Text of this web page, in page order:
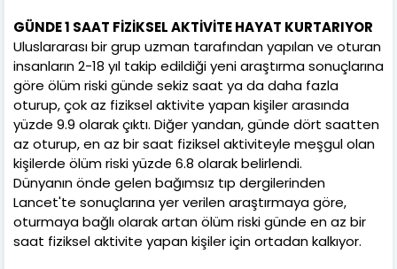
GÜNDE 1 SAAT FİZİKSEL AKTİVİTE HAYAT KURTARIYOR
Uluslararası bir grup uzman tarafından yapılan ve oturan
insanların 2-18 yıl takip edildiği yeni araştırma sonuçlarına
göre ölüm riski günde sekiz saat ya da daha fazla
oturup, çok az fiziksel aktivite yapan kişiler arasında
yüzde 9.9 olarak çıktı. Diğer yandan, günde dört saatten
az oturup, en az bir saat fiziksel aktiviteyle meşgul olan
kişilerde ölüm riski yüzde 6.8 olarak belirlendi.
Dünyanın önde gelen bağımsız tıp dergilerinden
Lancet'te sonuçlarına yer verilen araştırmaya göre,
oturmaya bağlı olarak artan ölüm riski günde en az bir
saat fiziksel aktivite yapan kişiler için ortadan kalkıyor.